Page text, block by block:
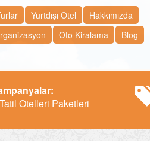
Yurtdışı Otel
Hakkımızda
Oto Kiralama Blog
Otelleri Paketleri